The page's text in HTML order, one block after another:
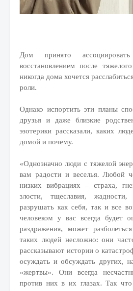
Дом принято
восстановлением после
никогда дома хочется
роли.
Однако испортить эти планы
друзья и даже близкие
эзотерики рассказали, каких
домой и почему.
«Однозначно люди с тяжелой
вам радости и веселья. Любой
низких вибрациях – страха,
злости, тщеславия,
разрушать как себя, так и все
человеком у вас всегда будет
раздражения, может
таких людей несложно: они
рассказывают истории о
осуждать и обсуждать других,
«жертвы». Они всегда
против них в их глазах. Так